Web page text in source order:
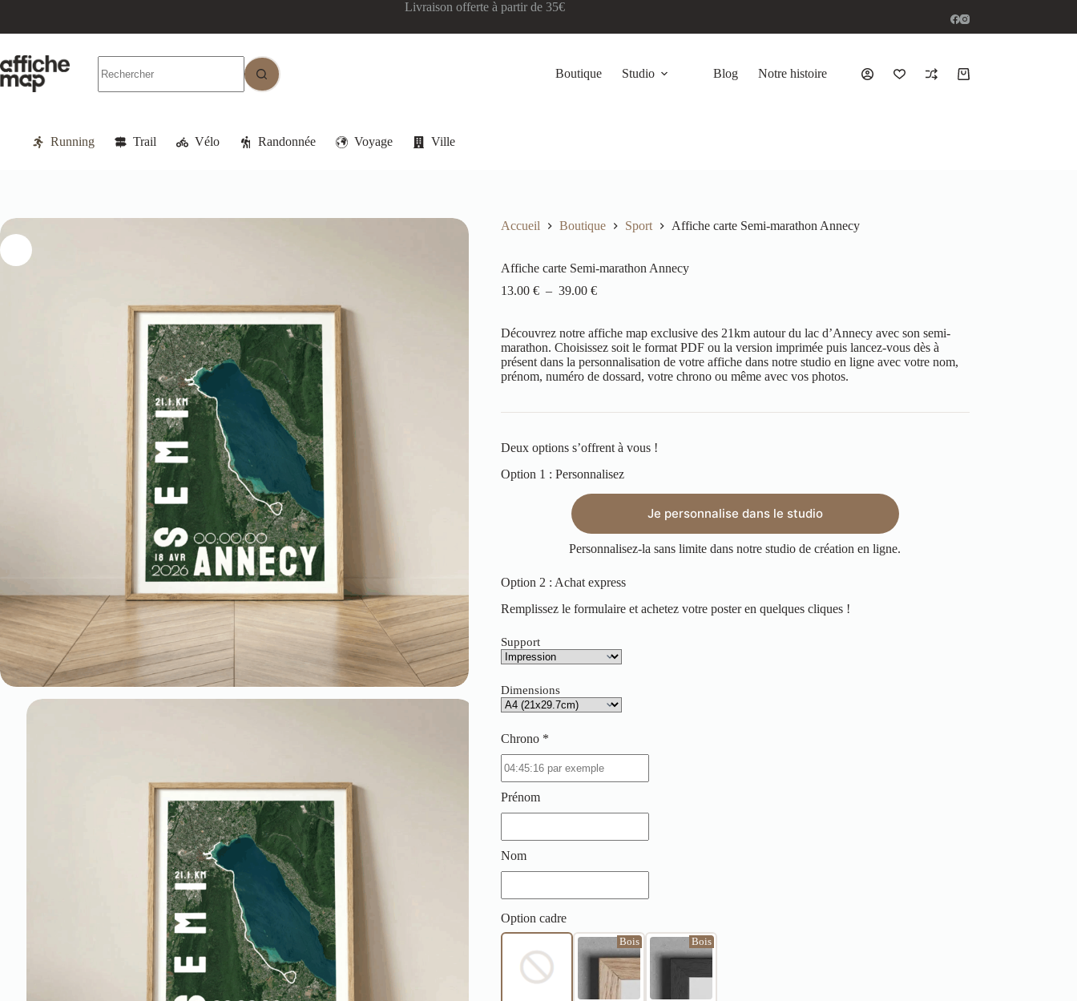
Livraison offerte à partir de 35€
Boutique Studio Blog Notre histoire
Running Trail Vélo Randonnée Voyage Ville
Accueil Boutique Sport Affiche carte Semi-marathon Annecy
Affiche carte Semi-marathon Annecy
13.00 € – 39.00 €
Découvrez notre affiche map exclusive des 21km autour du lac d’Annecy avec son semi-
marathon. Choisissez soit le format PDF ou la version imprimée puis lancez-vous dès à
présent dans la personnalisation de votre affiche dans notre studio en ligne avec votre nom,
prénom, numéro de dossard, votre chrono ou même avec vos photos.
Deux options s’offrent à vous !
Option 1 : Personnalisez
Je personnalise dans le studio
Personnalisez-la sans limite dans notre studio de création en ligne.
Option 2 : Achat express
Remplissez le formulaire et achetez votre poster en quelques cliques !
Support
Dimensions
Chrono *
Prénom
Nom
Option cadre
Bois Bois